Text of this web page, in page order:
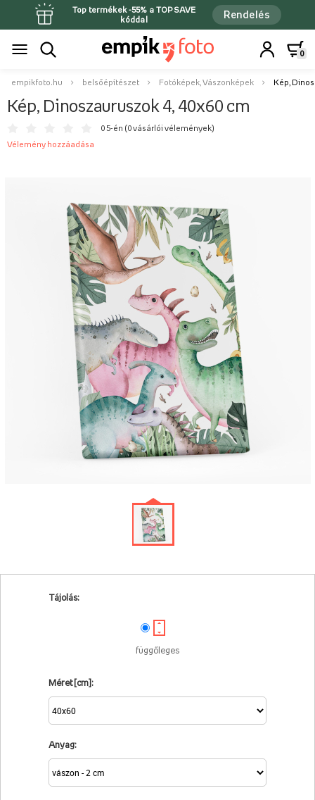
Top termékek -55% a TOPSAVE
kóddal
Rendelés
0
empikfoto.hu belsőépítészet Fotóképek, Vászonképek Kép,
Kép, Dinoszauruszok 4, 40x60 cm
0 5-én (0 vásárlói vélemények)
Vélemény hozzáadása
Tájolás:
függőleges
Méret [cm]:
Anyag: